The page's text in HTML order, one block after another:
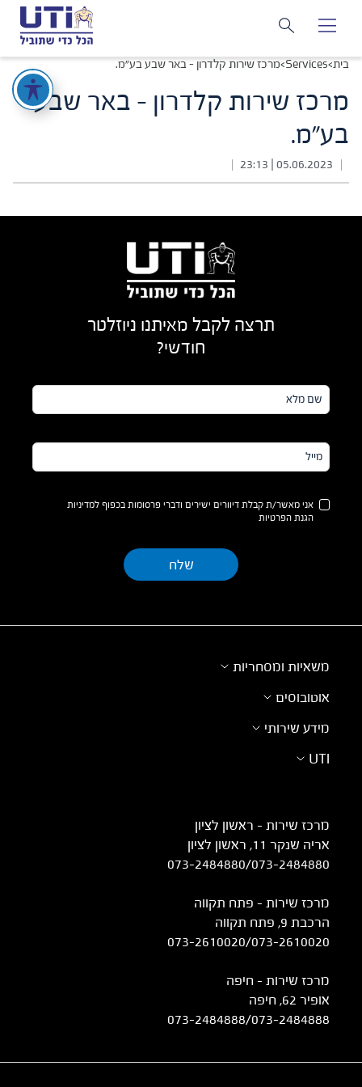
בית>
Services
>מרכז שירות קלדרון – באר שבע בע"מ.
מרכז שירות קלדרון - באר שבע
בע"מ.
05.06.2023 | 23:13
תרצה לקבל מאיתנו ניוזלטר
חודשי?
שם
מלא*
מייל*
אני מאשר/ת קבלת דיוורים ישירים ודברי פרסומות בכפוף למדיניות
הגנת הפרטיות
משאיות ומסחריות
אוטובוסים
מידע שירותי
UTI
מרכז שירות – ראשון לציון
אריה שנקר 11, ראשון לציון
073-2484880/073-2484880
מרכז שירות – פתח תקווה
הרכבת 9, פתח תקווה
073-2610020/073-2610020
מרכז שירות - חיפה
אופיר 62, חיפה
073-2484888/073-2484888